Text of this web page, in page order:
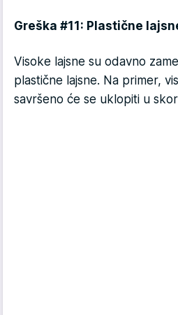
Greška #11: Plastične
Visoke lajsne su odavno
plastične lajsne. Na primer,
savršeno će se uklopiti u